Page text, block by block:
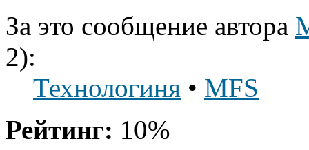
За это сообщение автора
2):
Технологиня • MFS
Рейтинг: 10%